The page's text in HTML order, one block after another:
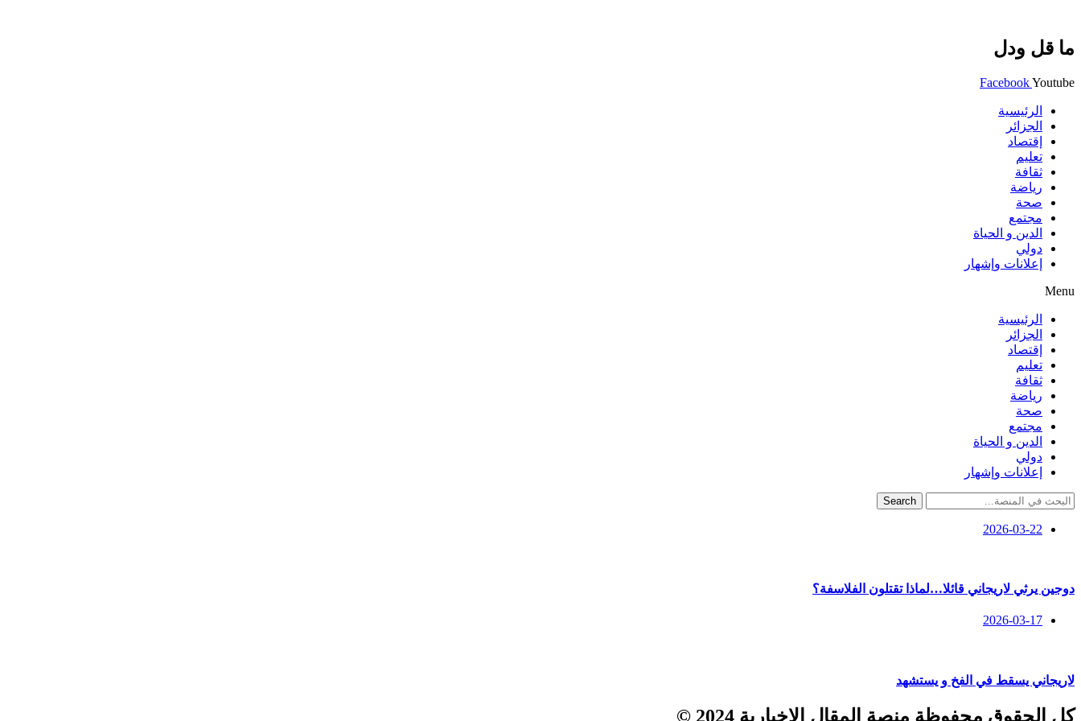
ما قل ودل
FacebookYoutube
الرئيسية
الجزائر
إقتصاد
تعليم
ثقافة
رياضة
صحة
مجتمع
الدين و الحياة
دولي
إعلانات وإشهار
Menu
الرئيسية
الجزائر
إقتصاد
تعليم
ثقافة
رياضة
صحة
مجتمع
الدين و الحياة
دولي
إعلانات وإشهار
Search
2026-03-22
دوجين يرثي لاريجاني قائلا…لماذا تقتلون الفلاسفة؟
2026-03-17
لاريجاني يسقط في الفخ و يستشهد
كل الحقوق محفوظة منصة المقال الإخبارية 2024 ©